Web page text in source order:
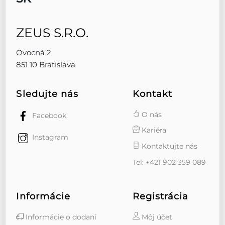
ZEUS S.R.O.
Ovocná 2
851 10 Bratislava
Sledujte nás
Facebook
Instagram
Kontakt
O nás
Kariéra
Kontaktujte nás
Tel: +421 902 359 089
Informácie
Informácie o dodaní
Registrácia
Môj účet